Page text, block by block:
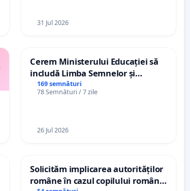
31 Jul 2026
Cerem Ministerului Educației să
includă Limba Semnelor și
alfabetul Braille în școlile din
Republica Moldova!
169 semnături
78 Semnături / 7 zile
26 Jul 2026
Solicităm implicarea autorităților
române în cazul copilului român